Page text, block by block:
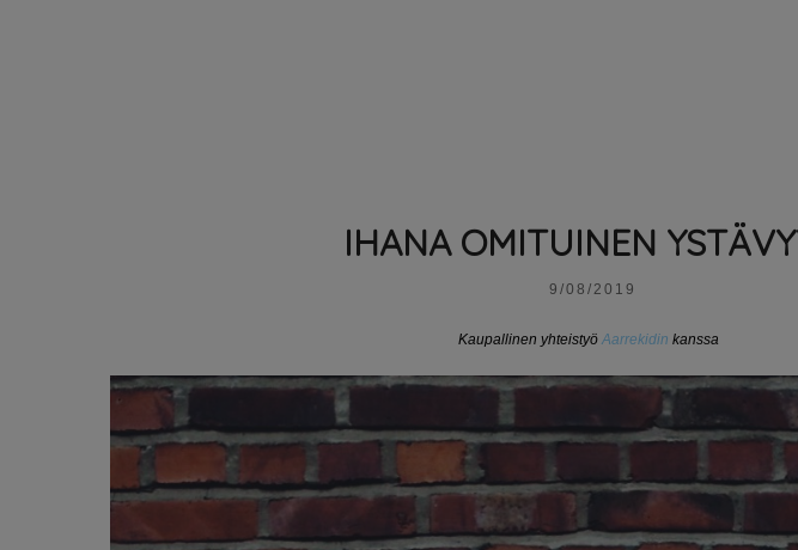
IHANA OMITUINEN
9/08/2019
Kaupallinen yhteistyöAarrekidin kanssa